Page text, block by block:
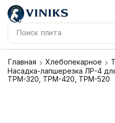
Поиск плита
Главная Хлебопекарное
Насадка-лапшерезка ЛР-4
ТРМ-320, ТРМ-420, ТРМ-520